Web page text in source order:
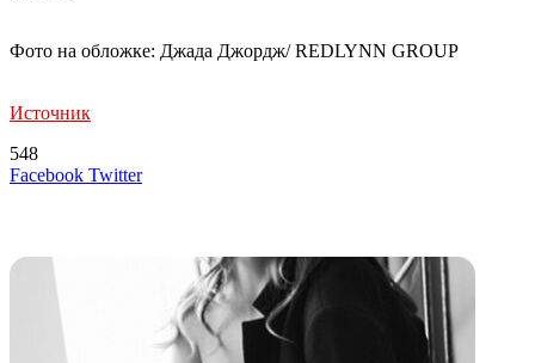
Фото на обложке: Джада Джордж/ REDLYNN GROUP
Источник
548
Facebook TwitterLinkedIn
Tumblr
Reddit
Вконтакте
Одноклассники
Skype
Messenger
Messenger
WhatsApp
Telegram
Viber
Line
Поделиться
Печатать